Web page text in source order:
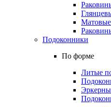
Подоконники
По форме
Литые